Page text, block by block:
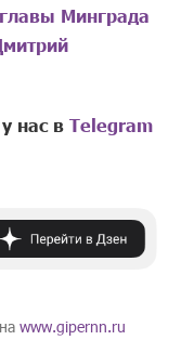
главы Минграда
у нас вTelegram
www.gipernn.ru